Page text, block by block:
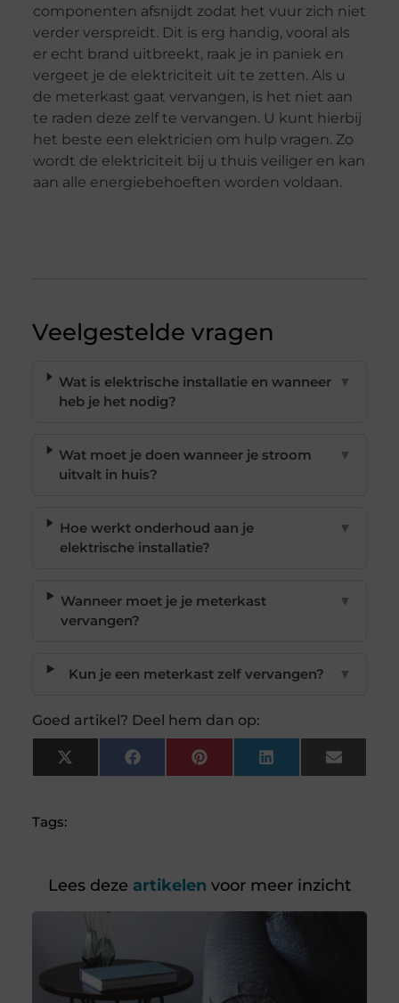
componenten afsnijdt zodat het vuur zich niet
verder verspreidt. Dit is erg handig, vooral als
er echt brand uitbreekt, raak je in paniek en
vergeet je de elektriciteit uit te zetten. Als u
de meterkast gaat vervangen, is het niet aan
te raden deze zelf te vervangen. U kunt hierbij
het beste een elektricien om hulp vragen. Zo
wordt de elektriciteit bij u thuis veiliger en kan
aan alle energiebehoeften worden voldaan.
Veelgestelde vragen
Wat is elektrische installatie en wanneer
heb je het nodig?
▼
Wat moet je doen wanneer je stroom
uitvalt in huis?
▼
Hoe werkt onderhoud aan je
elektrische installatie?
▼
Wanneer moet je je meterkast
vervangen?
▼
Kun je een meterkast zelf vervangen? ▼
Goed artikel? Deel hem dan op:
X
(Twitter)
FacebookPinterest LinkedIn Email
Tags:
Lees deze artikelen voor meer inzicht